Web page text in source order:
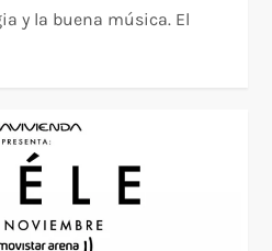
y la buena música. El